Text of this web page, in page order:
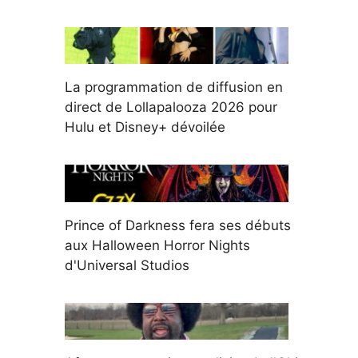
La programmation de diffusion en
direct de Lollapalooza 2026 pour
Hulu et Disney+ dévoilée
Prince of Darkness fera ses débuts
aux Halloween Horror Nights
d'Universal Studios